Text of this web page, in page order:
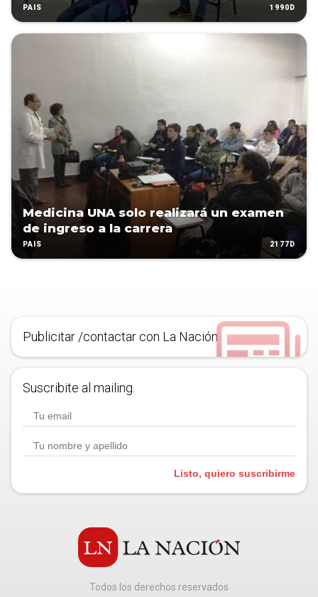
PAÍS 1990D
Medicina UNA solo realizará un examen
de ingreso a la carrera
PAÍS 2177D
Publicitar /contactar con La Nación
Suscribite al mailing.
Listo, quiero suscribirme
Todos los derechos reservados